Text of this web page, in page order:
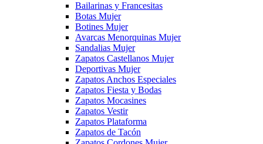
Bailarinas y Francesitas
Botas Mujer
Botines Mujer
Avarcas Menorquinas Mujer
Sandalias Mujer
Zapatos Castellanos Mujer
Deportivas Mujer
Zapatos Anchos Especiales
Zapatos Fiesta y Bodas
Zapatos Mocasines
Zapatos Vestir
Zapatos Plataforma
Zapatos de Tacón